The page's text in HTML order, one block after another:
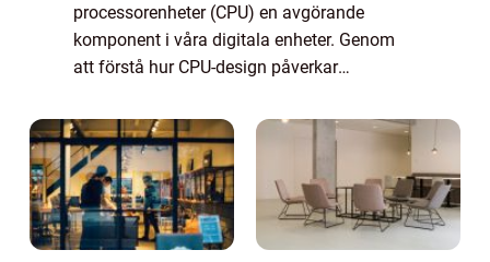
processorenheter (CPU) en avgörande
komponent i våra digitala enheter. Genom
att förstå hur CPU-design påverkar
uppskatta de sna...